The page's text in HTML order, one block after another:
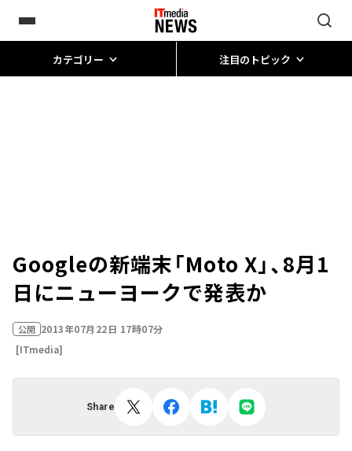
カテゴリー 注目のトピック
Googleの新端末「Moto X」、8月1
日にニューヨークで発表か
公開 2013年07月22日 17時07分
[ITmedia]
Share